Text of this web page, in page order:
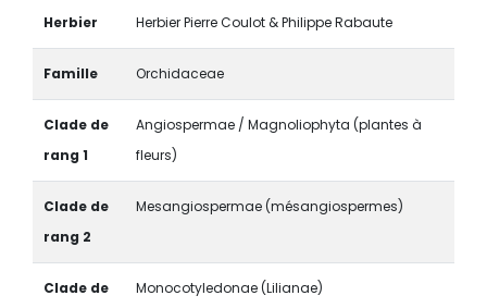
Herbier Herbier Pierre Coulot & Philippe Rabaute
Famille Orchidaceae
Clade de
rang 1
Angiospermae / Magnoliophyta (plantes à
fleurs)
Clade de
rang 2
Mesangiospermae (mésangiospermes)
Clade de
Monocotyledonae (Lilianae)